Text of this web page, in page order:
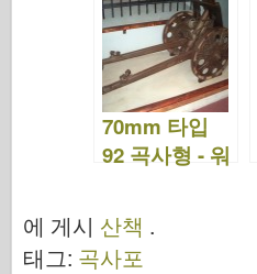
70mm 타입
92 곡사형 - 워
에 게시 산책 .
태그: 곡사포